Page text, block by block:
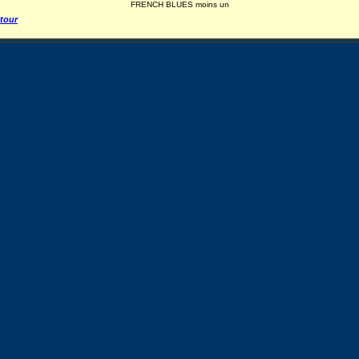
FRENCH BLUES moins un